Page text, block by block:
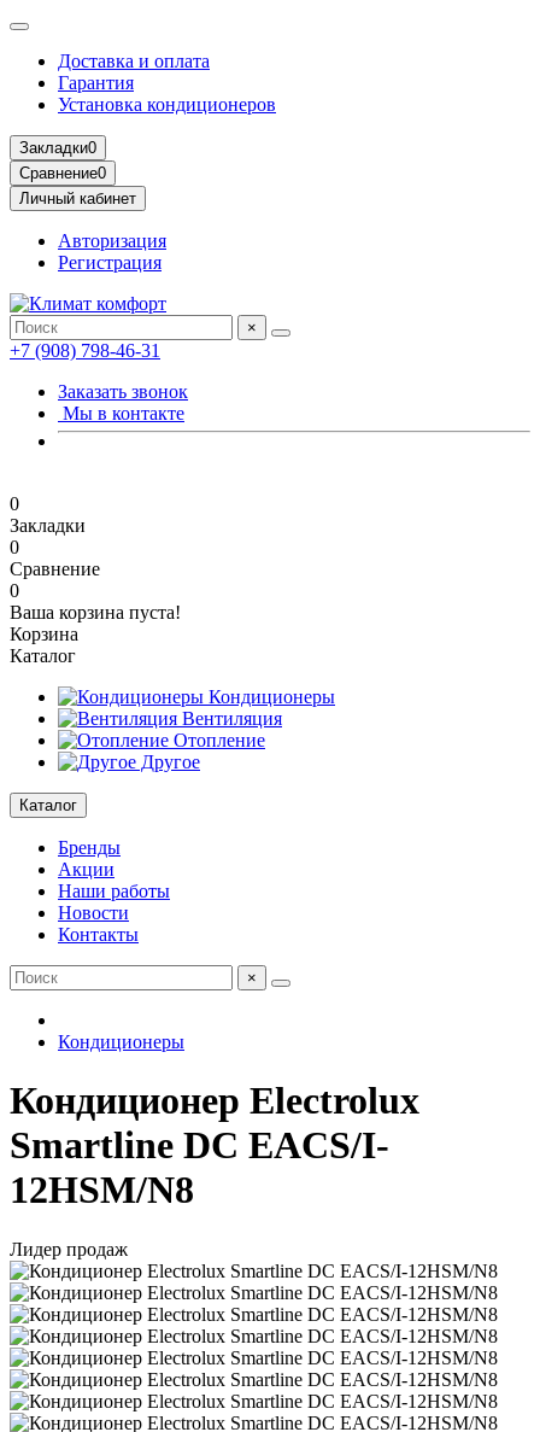
Доставка и оплата
Гарантия
Установка кондиционеров
Закладки0
Сравнение0
Личный кабинет
Авторизация
Регистрация
×
+7 (908) 798-46-31
Заказать звонок
Мы в контакте
0
Закладки
0
Сравнение
0
Ваша корзина пуста!
Корзина
Каталог
Кондиционеры
Вентиляция
Отопление
Другое
Каталог
Бренды
Акции
Наши работы
Новости
Контакты
×
Кондиционеры
Кондиционер Electrolux
Smartline DC EACS/I-
12HSM/N8
Лидер продаж